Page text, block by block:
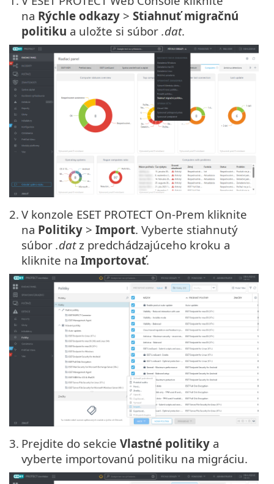
na Rýchle odkazy > Stiahnuť migračnú
politiku a uložte si súbor .dat.
2. V konzole ESET PROTECT On-Prem kliknite
na Politiky > Import. Vyberte stiahnutý
súbor .datz predchádzajúceho kroku a
kliknite na Importovať.
3. Prejdite do sekcie Vlastné politiky a
vyberte importovanú politiku na migráciu.